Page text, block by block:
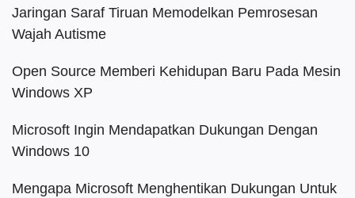
Jaringan Saraf Tiruan Memodelkan Pemrosesan
Wajah Autisme
Open Source Memberi Kehidupan Baru Pada Mesin
Windows XP
Microsoft Ingin Mendapatkan Dukungan Dengan
Windows 10
Mengapa Microsoft Menghentikan Dukungan Untuk